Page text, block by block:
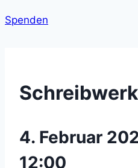
Spenden
4. Februar
12:00